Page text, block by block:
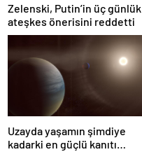
Zelenski, Putin’in üç günlük
ateşkes önerisini reddetti
Uzayda yaşamın şimdiye
kadarki en güçlü kanıtı